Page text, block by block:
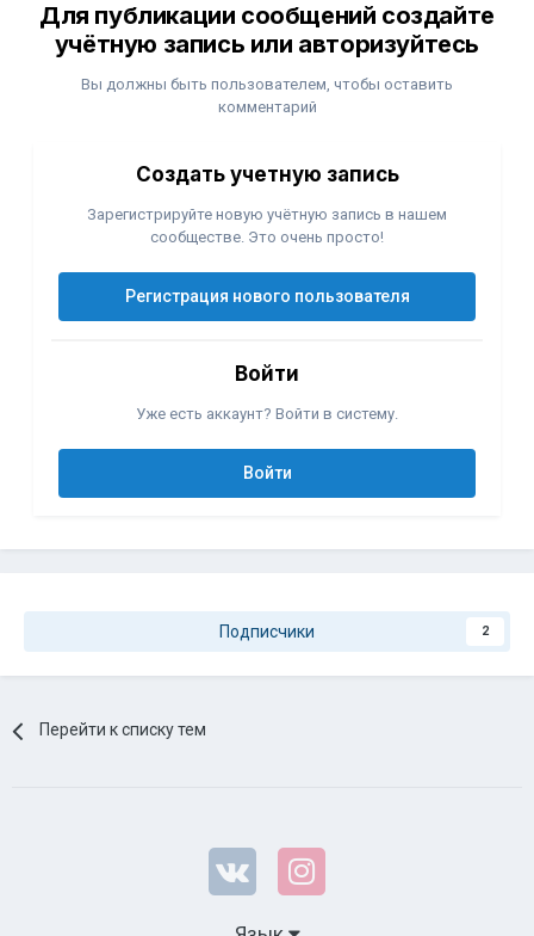
Для публикации сообщений создайте
учётную запись или авторизуйтесь
Вы должны быть пользователем, чтобы оставить
комментарий
Создать учетную запись
Зарегистрируйте новую учётную запись в нашем
сообществе. Это очень просто!
Регистрация нового пользователя
Войти
Уже есть аккаунт? Войти в систему.
Войти
Подписчики 2
Перейти к списку тем